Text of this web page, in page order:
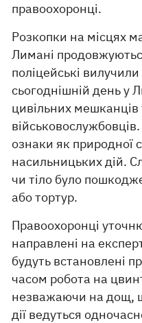
правоохоронці.
Розкопки на місцях
Лимані
поліцейські
сьогоднішній день у
цивільних мешканців
ознаки як природної
насильницьких дій.
чи тіло було
або тортур.
Правоохоронці
направлені на
будуть встановлені
часом робота на
незважаючи на дощ,
дії ведуться